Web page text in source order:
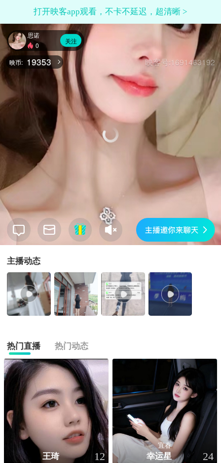
打开映客app观看，不卡不延迟，超清晰 >
思诺
0
关注
19353 映客号:1691463192
主播动态
热门直播 热门动态
王琦 12
宜春
幸运星 24